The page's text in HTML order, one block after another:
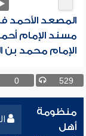
المصعد الأحمد
مسند الإمام
الإمام محمد بن
529
0
منظومة
أهل